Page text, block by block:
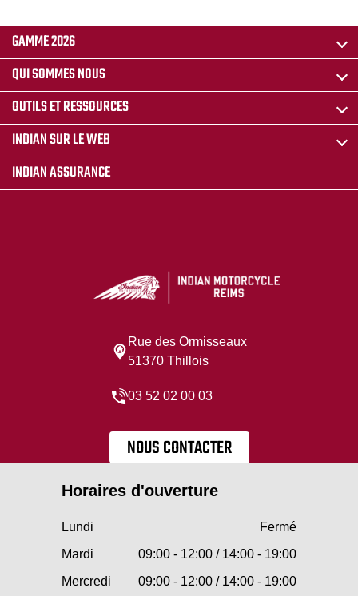
GAMME 2026
QUI SOMMES NOUS
OUTILS ET RESSOURCES
INDIAN SUR LE WEB
INDIAN ASSURANCE
Rue des Ormisseaux
51370 Thillois
03 52 02 00 03
NOUS CONTACTER
Horaires d'ouverture
Lundi
Fermé
Mardi
09:00 - 12:00 / 14:00 - 19:00
Mercredi
09:00 - 12:00 / 14:00 - 19:00